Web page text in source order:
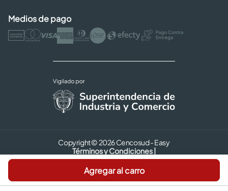
Agregar al carro
Medios de pago
Copyright © 2026 Cencosud - Easy
Términos y Condiciones |
Seguridad y Privacidad |
Código de ética